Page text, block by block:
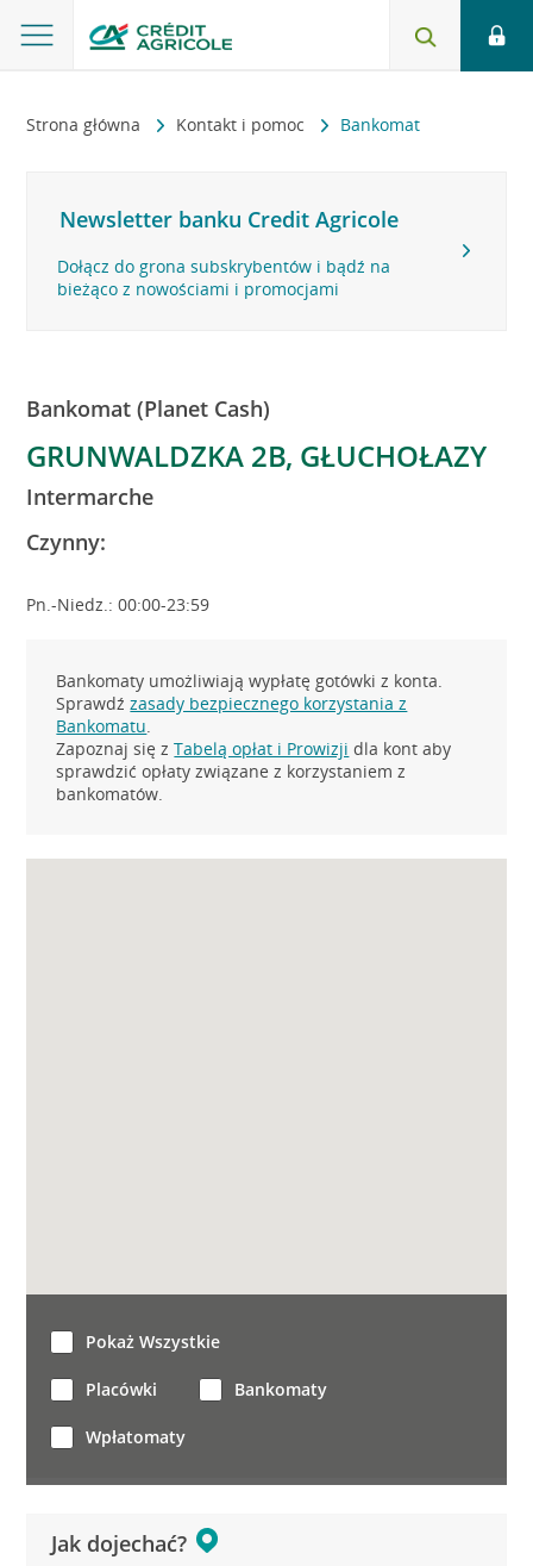
Strona główna Kontakt i pomoc Bankomat
Newsletter banku Credit Agricole
Dołącz do grona subskrybentów i bądź na
bieżąco z nowościami i promocjami
Bankomat (Planet Cash)
GRUNWALDZKA 2B, GŁUCHOŁAZY
Intermarche
Czynny:
Pn.-Niedz.: 00:00-23:59
Bankomaty umożliwiają wypłatę gotówki z konta.
Sprawdźzasady bezpiecznego korzystania z
Bankomatu.
Zapoznaj się zTabelą opłat i Prowizji dla kont aby
sprawdzić opłaty związane z korzystaniem z
bankomatów.
Jak dojechać?
Pokaż Wszystkie
Placówki Bankomaty
Wpłatomaty